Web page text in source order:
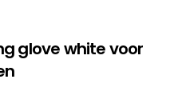
glove white voor